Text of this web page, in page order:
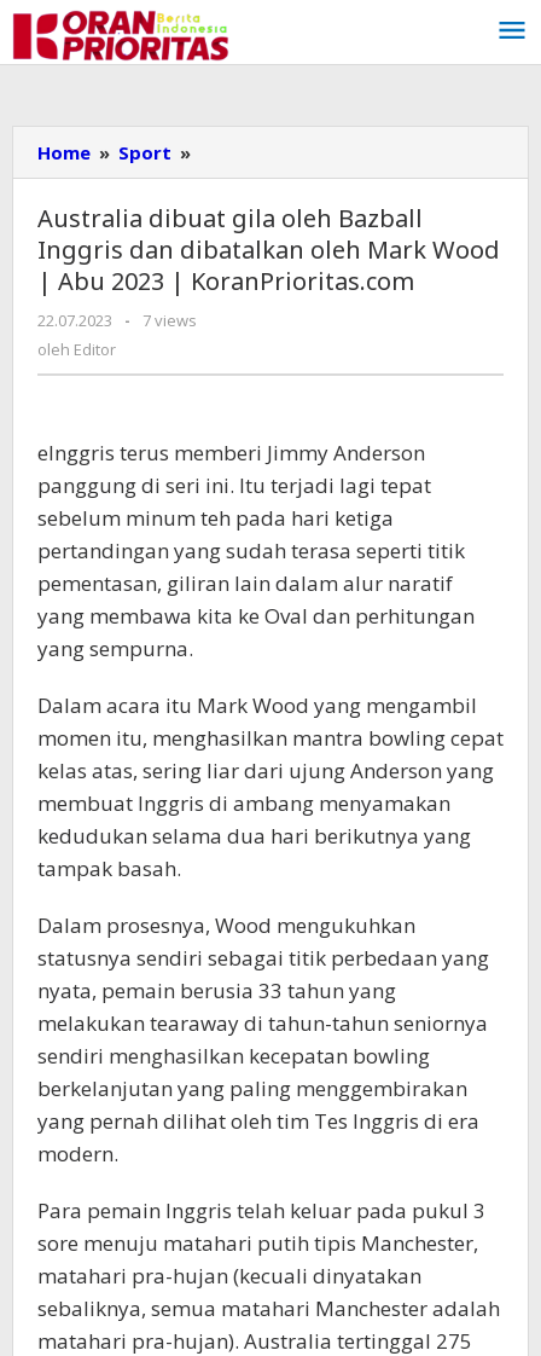
Lewati
konten
Home » Sport »
dibuat
gila
oleh
Bazball
Inggris
dan
|
2023
|
KoranPrioritas.com
Australia dibuat gila oleh Bazball
Inggris dan dibatalkan oleh Mark Wood
| Abu 2023 | KoranPrioritas.com
22.07.2023
oleh
-
7 views
oleh Editor
eInggris terus memberi Jimmy Anderson
panggung di seri ini. Itu terjadi lagi tepat
sebelum minum teh pada hari ketiga
pertandingan yang sudah terasa seperti titik
pementasan, giliran lain dalam alur naratif
yang membawa kita ke Oval dan perhitungan
yang sempurna.
Dalam acara itu Mark Wood yang mengambil
momen itu, menghasilkan mantra bowling cepat
kelas atas, sering liar dari ujung Anderson yang
membuat Inggris di ambang menyamakan
kedudukan selama dua hari berikutnya yang
tampak basah.
Dalam prosesnya, Wood mengukuhkan
statusnya sendiri sebagai titik perbedaan yang
nyata, pemain berusia 33 tahun yang
melakukan tearaway di tahun-tahun seniornya
sendiri menghasilkan kecepatan bowling
berkelanjutan yang paling menggembirakan
yang pernah dilihat oleh tim Tes Inggris di era
modern.
Para pemain Inggris telah keluar pada pukul 3
sore menuju matahari putih tipis Manchester,
matahari pra-hujan (kecuali dinyatakan
sebaliknya, semua matahari Manchester adalah
matahari pra-hujan). Australia tertinggal 275